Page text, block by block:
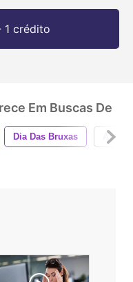
1 crédito
Em Buscas De
Dia Das Bruxas